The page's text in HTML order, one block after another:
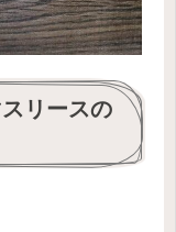
リースの